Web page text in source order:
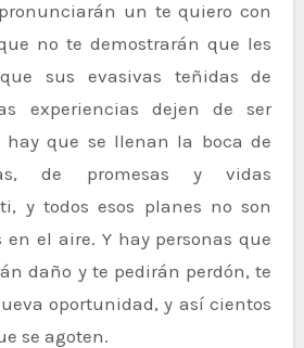
un te quiero con
no te demostrarán que les
sus evasivas teñidas de
experiencias dejen de ser
hay que se llenan la boca de
de promesas y vidas
y todos esos planes no son
el aire. Y hay personas que
daño y te pedirán perdón, te
oportunidad, y así cientos
se agoten.